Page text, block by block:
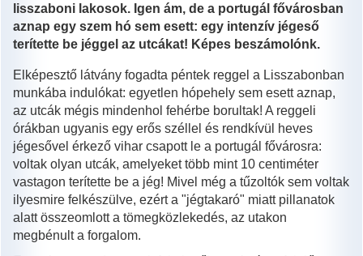
lisszaboni lakosok. Igen ám, de a portugál fővárosban
aznap egy szem hó sem esett: egy intenzív jégeső
terítette be jéggel az utcákat! Képes beszámolónk.
Elképesztő látvány fogadta péntek reggel a Lisszabonban
munkába indulókat: egyetlen hópehely sem esett aznap,
az utcák mégis mindenhol fehérbe borultak! A reggeli
órákban ugyanis egy erős széllel és rendkívül heves
jégesővel érkező vihar csapott le a portugál fővárosra:
voltak olyan utcák, amelyeket több mint 10 centiméter
vastagon terítette be a jég! Mivel még a tűzoltók sem voltak
ilyesmire felkészülve, ezért a "jégtakaró" miatt pillanatok
alatt összeomlott a tömegközlekedés, az utakon
megbénult a forgalom.